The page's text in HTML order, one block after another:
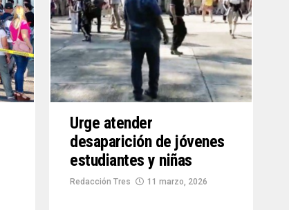
Urge atender
desaparición de jóvenes
estudiantes y niñas
Redacción Tres 11 marzo, 2026